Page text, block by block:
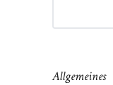
Allgemeines